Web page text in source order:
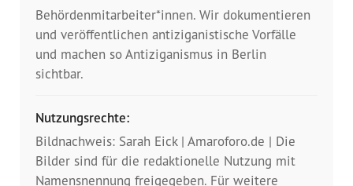
Pressemitteilungen
Positionen
Glossar
Newsletter
Behördenmitarbeiter*innen. Wir dokumentieren
und veröffentlichen antiziganistische Vorfälle
und machen so Antiziganismus in Berlin
sichtbar.
Nutzungsrechte:
Bildnachweis: Sarah Eick | Amaroforo.de | Die
Bilder sind für die redaktionelle Nutzung mit
Namensnennung freigegeben. Für weitere